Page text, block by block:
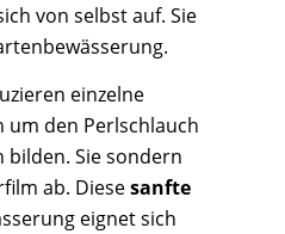
von selbst auf. Sie
einzelne
um den Perlschlauch
bilden. Sie sondern
ab. Diesesanfte
eignet sich